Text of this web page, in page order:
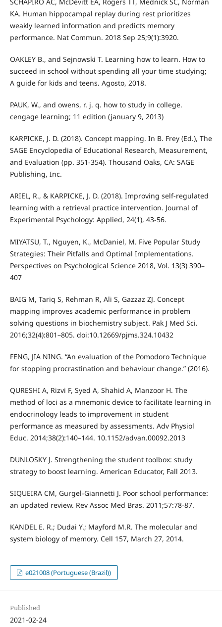
SCHAPIRO AC, McDevitt EA, Rogers TT, Mednick SC, Norman
KA. Human hippocampal replay during rest prioritizes
weakly learned information and predicts memory
performance. Nat Commun. 2018 Sep 25;9(1):3920.
OAKLEY B., and Sejnowski T. Learning how to learn. How to
succeed in school without spending all your time studying;
A guide for kids and teens. Agosto, 2018.
PAUK, W., and owens, r. j. q. how to study in college.
cengage learning; 11 edition (january 9, 2013)
KARPICKE, J. D. (2018). Concept mapping. In B. Frey (Ed.), The
SAGE Encyclopedia of Educational Research, Measurement,
and Evaluation (pp. 351-354). Thousand Oaks, CA: SAGE
Publishing, Inc.
ARIEL, R., & KARPICKE, J. D. (2018). Improving self-regulated
learning with a retrieval practice intervention. Journal of
Experimental Psychology: Applied, 24(1), 43-56.
MIYATSU, T., Nguyen, K., McDaniel, M. Five Popular Study
Strategies: Their Pitfalls and Optimal Implementations.
Perspectives on Psychological Science 2018, Vol. 13(3) 390–
407
BAIG M, Tariq S, Rehman R, Ali S, Gazzaz ZJ. Concept
mapping improves academic performance in problem
solving questions in biochemistry subject. Pak J Med Sci.
2016;32(4):801–805. doi:10.12669/pjms.324.10432
FENG, JIA NING. “An evaluation of the Pomodoro Technique
for stopping procrastination and behaviour change.” (2016).
QURESHI A, Rizvi F, Syed A, Shahid A, Manzoor H. The
method of loci as a mnemonic device to facilitate learning in
endocrinology leads to improvement in student
performance as measured by assessments. Adv Physiol
Educ. 2014;38(2):140–144. 10.1152/advan.00092.2013
DUNLOSKY J. Strengthening the student toolbox: study
strategy to boost learning. American Educator, Fall 2013.
SIQUEIRA CM, Gurgel-Giannetti J. Poor school performance:
an updated review. Rev Assoc Med Bras. 2011;57:78-87.
KANDEL E. R.; Dudai Y.; Mayford M.R. The molecular and
system biology of memory. Cell 157, March 27, 2014.
e021008 (Portuguese (Brazil))
Published
2021-02-24